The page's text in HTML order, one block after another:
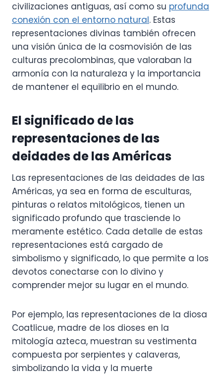
civilizaciones antiguas, así como su profunda
conexión con el entorno natural. Estas
representaciones divinas también ofrecen
una visión única de la cosmovisión de las
culturas precolombinas, que valoraban la
armonía con la naturaleza y la importancia
de mantener el equilibrio en el mundo.
El significado de las
representaciones de las
deidades de las Américas
Las representaciones de las deidades de las
Américas, ya sea en forma de esculturas,
pinturas o relatos mitológicos, tienen un
significado profundo que trasciende lo
meramente estético. Cada detalle de estas
representaciones está cargado de
simbolismo y significado, lo que permite a los
devotos conectarse con lo divino y
comprender mejor su lugar en el mundo.
Por ejemplo, las representaciones de la diosa
Coatlicue, madre de los dioses en la
mitología azteca, muestran su vestimenta
compuesta por serpientes y calaveras,
simbolizando la vida y la muerte